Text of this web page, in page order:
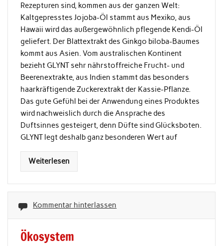
Rezepturen sind, kommen aus der ganzen Welt:
Kaltgepresstes Jojoba-Öl stammt aus Mexiko, aus
Hawaii wird das außergewöhnlich pflegende Kendi-Öl
geliefert. Der Blattextrakt des Ginkgo biloba-Baumes
kommt aus Asien. Vom australischen Kontinent
bezieht GLYNT sehr nährstoffreiche Frucht- und
Beerenextrakte, aus Indien stammt das besonders
haarkräftigende Zuckerextrakt der Kassie-Pflanze.
Das gute Gefühl bei der Anwendung eines Produktes
wird nachweislich durch die Ansprache des
Duftsinnes gesteigert, denn Düfte sind Glücksboten.
GLYNT legt deshalb ganz besonderen Wert auf
Weiterlesen
Kommentar hinterlassen
Ökosystem